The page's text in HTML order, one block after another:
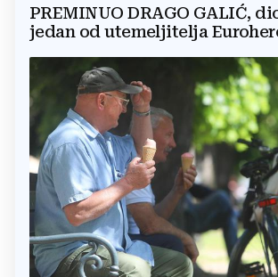
PREMINUO DRAGO GALIĆ,
jedan od utemeljitelja